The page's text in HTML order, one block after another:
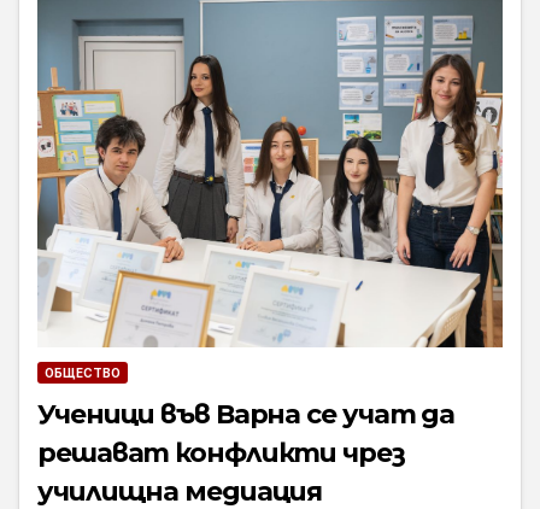
ОБЩЕСТВО
Ученици във Варна се учат да
решават конфликти чрез
училищна медиация